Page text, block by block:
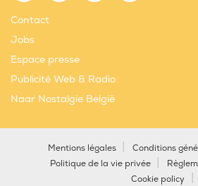
Contact
Jobs
Espace presse
Publicité Web & Radio
Naar Nostalgie België
Mentions légales
Conditions
Politique de la vie privée
Cookie policy